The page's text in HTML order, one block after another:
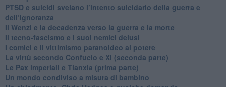
PTSD e suicidi svelano l’intento suicidario della guerra e
dell’ignoranza
Il Wenzi e la decadenza verso la guerra e la morte
​Il tecno-fascismo e i suoi nemici delusi
​I comici e il vittimismo paranoideo al potere
​La virtù secondo Confucio e Xi (seconda parte)
Le Pax imperiali e Tianxia (prima parte)
Un mondo condiviso a misura di bambino